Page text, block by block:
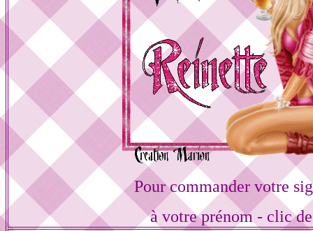
Pour commander votre
à votre prénom - clic